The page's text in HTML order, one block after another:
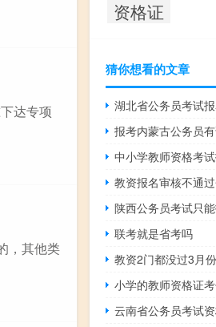
达专项
，其他类
资格证
猜你想看的文章
湖北省公务员考试
报考内蒙古公务员
中小学教师资格考
教资报名审核不通
陕西公务员考试只
联考就是省考吗
教资2门都没过3月
小学的教师资格证
云南省公务员考试